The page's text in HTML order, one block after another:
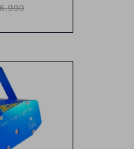
6.990
220v
auto,
rojo